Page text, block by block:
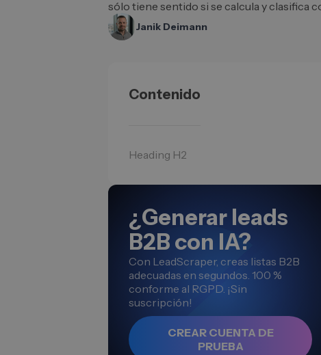
sólo tiene sentido si se calcula y clasifica
Janik Deimann
Contenido
Heading H2
¿Generar leads
B2B con IA?
Con LeadScraper, creas listas B2B
adecuadas en segundos. 100 %
conforme al RGPD. ¡Sin
suscripción!
CREAR CUENTA DE
PRUEBA